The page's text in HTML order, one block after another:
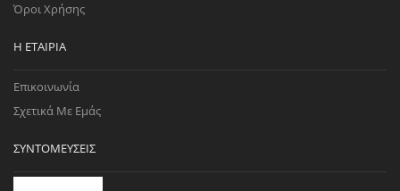
Όροι Χρήσης
Η ΕΤΑΙΡΊΑ
Επικοινωνία
Σχετικά Με Εμάς
ΣΥΝΤΟΜΕΎΣΕΙΣ